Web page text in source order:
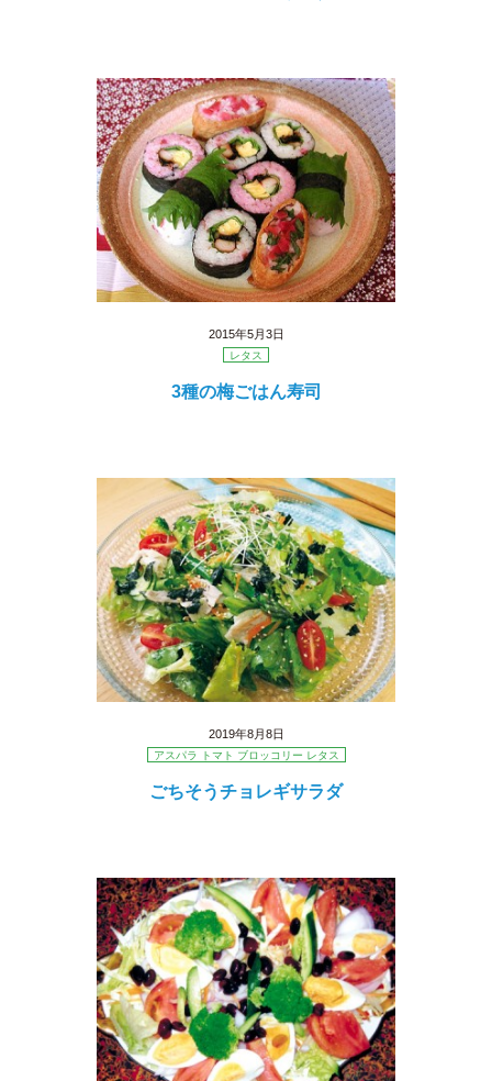
2015年5月3日
レタス
3種の梅ごはん寿司
2019年8月8日
アスパラ トマト ブロッコリー レタス
ごちそうチョレギサラダ